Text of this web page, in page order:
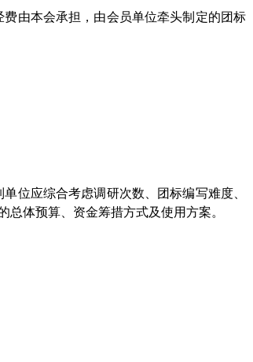
由本会承担，由会员单位牵头制定的团标
位应综合考虑调研次数、团标编写难度、
体预算、资金筹措方式及使用方案。